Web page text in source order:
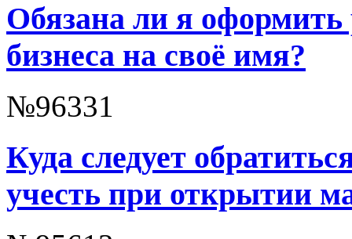
Обязана ли я оформить
бизнеса на своё имя?
№96331
Куда следует
учесть при открытии